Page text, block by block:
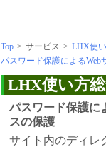
Top > サービス > LHX使
パスワード保護による
LHX使い方
パスワード保護に
スの保護
サイト内のディレ